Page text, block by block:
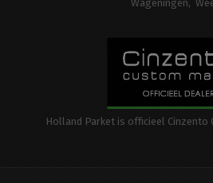
Wageningen
Holland Parket is officieel Cinzento